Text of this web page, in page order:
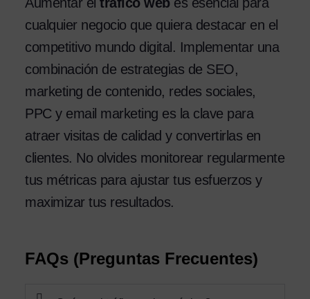
cualquier negocio que quiera destacar en el
competitivo mundo digital. Implementar una
combinación de estrategias de SEO,
marketing de contenido, redes sociales,
PPC y email marketing es la clave para
atraer visitas de calidad y convertirlas en
clientes. No olvides monitorear regularmente
tus métricas para ajustar tus esfuerzos y
maximizar tus resultados.
FAQs (Preguntas Frecuentes)